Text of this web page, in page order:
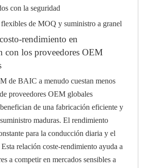
con la seguridad
de MOQ y suministro a granel
rendimiento en
con los proveedores OEM
de BAIC a menudo cuestan menos
proveedores OEM globales
de una fabricación eficiente y
maduras. El rendimiento
para la conducción diaria y el
relación coste-rendimiento ayuda a
a competir en mercados sensibles a